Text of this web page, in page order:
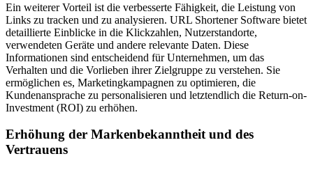
Ein weiterer Vorteil ist die verbesserte Fähigkeit, die Leistung von
Links zu tracken und zu analysieren. URL Shortener Software bietet
detaillierte Einblicke in die Klickzahlen, Nutzerstandorte,
verwendeten Geräte und andere relevante Daten. Diese
Informationen sind entscheidend für Unternehmen, um das
Verhalten und die Vorlieben ihrer Zielgruppe zu verstehen. Sie
ermöglichen es, Marketingkampagnen zu optimieren, die
Kundenansprache zu personalisieren und letztendlich die Return-on-
Investment (ROI) zu erhöhen.
Erhöhung der Markenbekanntheit und des
Vertrauens